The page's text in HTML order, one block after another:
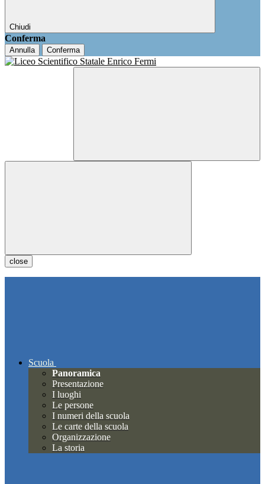
Chiudi
Conferma
Annulla Conferma
close
Scuola
Panoramica
Presentazione
I luoghi
Le persone
I numeri della scuola
Le carte della scuola
Organizzazione
La storia